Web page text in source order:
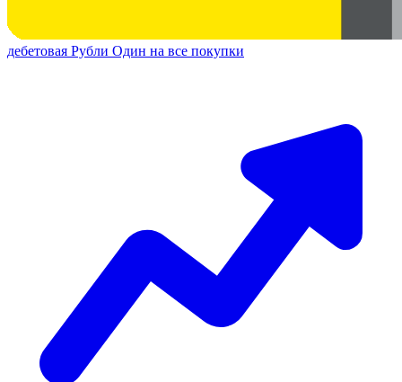
дебетовая Рубли Один на все покупки